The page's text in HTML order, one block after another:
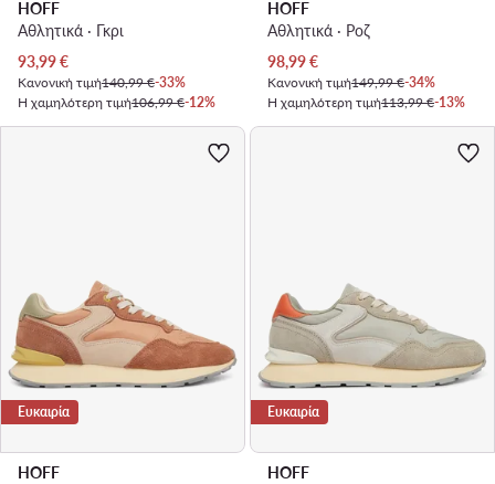
HOFF
Αθλητικά · Γκρι
Τρέχουσα τιμή
93,99€
Κανονική τιμή140,99 €-33%
Η χαμηλότερη τιμή106,99 €-12%
HOFF
Αθλητικά · Ροζ
Τρέχουσα τιμή
98,99€
Κανονική τιμή149,99 €-34%
Η χαμηλότερη τιμή113,99 €-13%
Ευκαιρία
HOFF
Ευκαιρία
HOFF